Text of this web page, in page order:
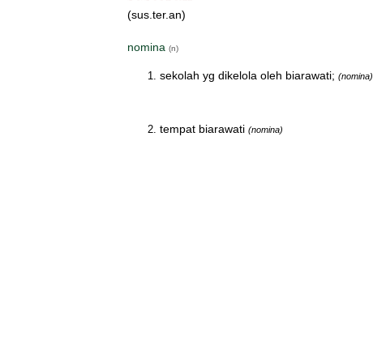
(sus.ter.an)
nomina (n)
sekolah yg dikelola oleh biarawati; (nomina)
tempat biarawati (nomina)